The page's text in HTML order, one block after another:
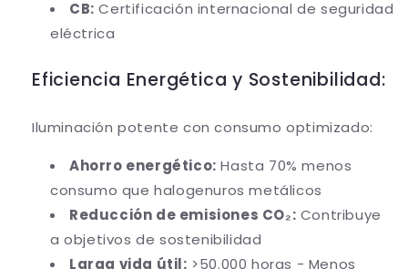
CB: Certificación internacional de seguridad
eléctrica
Eficiencia Energética y Sostenibilidad:
Iluminación potente con consumo optimizado:
Ahorro energético: Hasta 70% menos
consumo que halogenuros metálicos
Reducción de emisiones CO₂: Contribuye
a objetivos de sostenibilidad
Larga vida útil: >50.000 horas - Menos